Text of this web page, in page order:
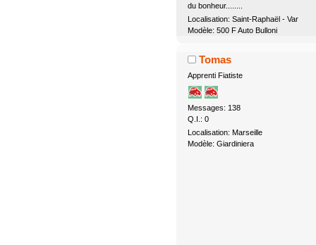
du bonheur........
Localisation: Saint-Raphaël - Var
Modèle: 500 F Auto Bulloni
Tomas
Apprenti Fiatiste
Messages: 138
Q.I.: 0
Localisation: Marseille
Modèle: Giardiniera